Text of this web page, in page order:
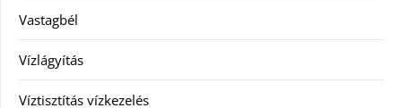
Vastagbél
Vízlágyítás
Víztisztítás vízkezelés